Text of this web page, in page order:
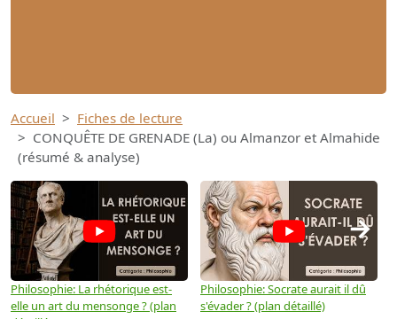
Accueil
Fiches de lecture
CONQUÊTE DE GRENADE (La) ou Almanzor et Almahide
(résumé & analyse)
Philosophie: La rhétorique est-
elle un art du mensonge ? (plan
Philosophie: Socrate aurait il dû
s'évader ? (plan détaillé)
→